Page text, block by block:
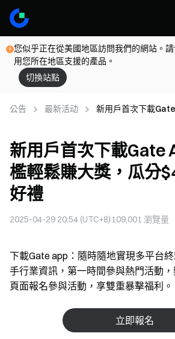
您似乎正在從美國地區訪問我們的網站。
用您所在地區支援的產品。
切換站點
公告 最新活动
新用戶首次下載
新用戶首次下載Gate
檻輕鬆賺大獎，瓜分
好禮
2025-04-29 20:54 (UTC+8) 109,001 瀏覽量
下載Gate app：隨時隨地實現多平台
手行業資訊，第一時間參與熱門活動
頁面報名參與活動，享雙重暴擊福利。
立即報名